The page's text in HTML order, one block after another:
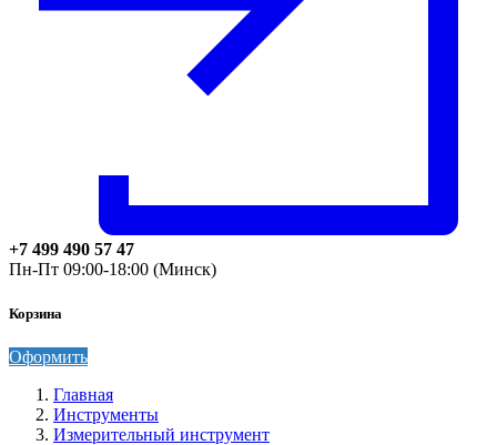
+7 499 490 57 47
Пн-Пт 09:00-18:00 (Минск)
Корзина
Оформить
Главная
Инструменты
Измерительный инструмент